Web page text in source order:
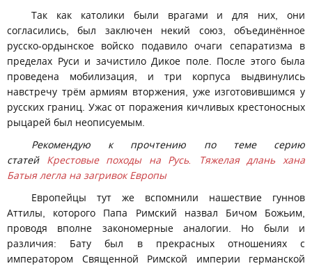
Так как католики были врагами и для них, они
согласились, был заключен некий союз, объединённое
русско-ордынское войско подавило очаги сепаратизма в
пределах Руси и зачистило Дикое поле. После этого была
проведена мобилизация, и три корпуса выдвинулись
навстречу трём армиям вторжения, уже изготовившимся у
русских границ. Ужас от поражения кичливых крестоносных
рыцарей был неописуемым.
Рекомендую к прочтению по теме серию
статей Крестовые походы на Русь. Тяжелая длань хана
Батыя легла на загривок Европы
Европейцы тут же вспомнили нашествие гуннов
Аттилы, которого Папа Римский назвал Бичом Божьим,
проводя вполне закономерные аналогии. Но были и
различия: Бату был в прекрасных отношениях с
императором Священной Римской империи германской